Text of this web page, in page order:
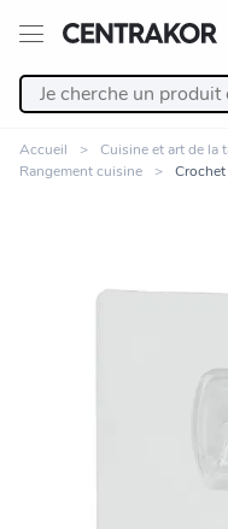
Cuisine et art
Accueil Cuisine et art de la
Rangement cuisine